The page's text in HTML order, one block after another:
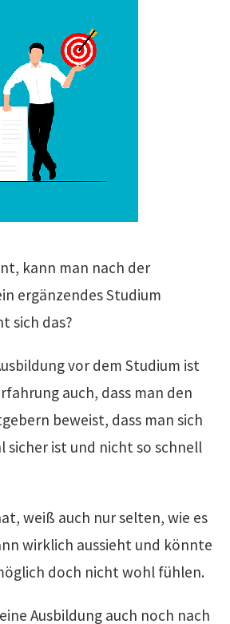
kann man nach der
ergänzendes Studium
sich das?
vor dem Studium ist
auch, dass man den
beweist, dass man sich
sicher ist und nicht so schnell
weiß auch nur selten, wie es
wirklich aussieht und könnte
doch nicht wohl fühlen.
Ausbildung auch noch nach